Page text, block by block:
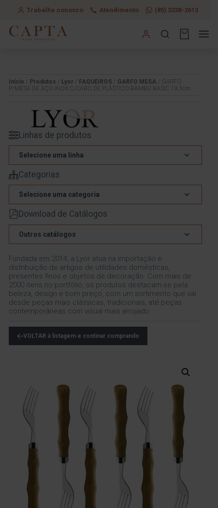
Trabalhe conosco Atendimento (85) 3238-2613
Início Produtos Lyor FAQUEIROS GARFO MESA / GARFO
P/MESA DE AÇO INOX C/CABO DE PLÁSTICO BAMBU BASIC 19,5cm
Linhas de produtos
Selecione uma linha
Categorias
Selecione uma categoria
Download de Catálogos
Outros catálogos
Fundada em 2014, a Lyor atua na importação e
distribuição de artigos de utilidades domésticas,
presentes finos e objetos de decoração. Com mais de
2000 itens no portfólio, os produtos destacam-se pela
beleza, design e bom preço, com um sortimento que vai
desde peças mais clássicas, tradicionais, até peças
contemporâneas com visual mais arrojado.
VOLTAR à listagem e continar comprando